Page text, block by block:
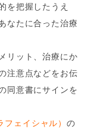
を把握したうえ
なたに合った治療
リット、治療にか
注意点などをお伝
同意書にサインを
フェイシャル）の